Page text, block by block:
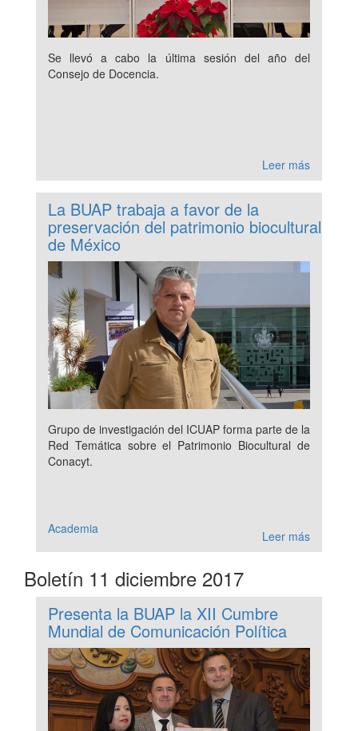
Se llevó a cabo la última sesión del año del
Consejo de Docencia.
Leer más
La BUAP trabaja a favor de la
preservación del patrimonio biocultural
de México
Grupo de investigación del ICUAP forma parte de la
Red Temática sobre el Patrimonio Biocultural de
Conacyt.
Academia Leer más
Boletín 11 diciembre 2017
Presenta la BUAP la XII Cumbre
Mundial de Comunicación Política